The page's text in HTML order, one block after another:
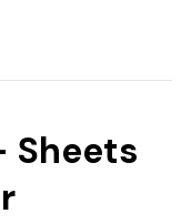
Sheets